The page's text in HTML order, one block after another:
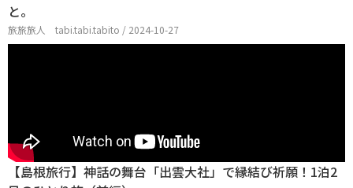
と。
旅旅旅人 tabi.tabi.tabito / 2024-10-27
【島根旅行】神話の舞台「出雲大社」で縁結び祈願！1泊2